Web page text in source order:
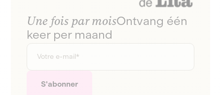
Une fois par moisOntvang één
keer per maand